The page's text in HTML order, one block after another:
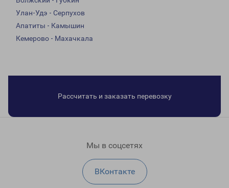
Улан-Удэ - Серпухов
Апатиты - Камышин
Кемерово - Махачкала
Рассчитать и заказать перевозку
Мы в соцсетях
ВКонтакте